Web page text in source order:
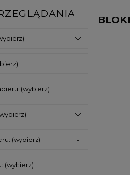
(wybierz)
(wybierz)
(wybierz)